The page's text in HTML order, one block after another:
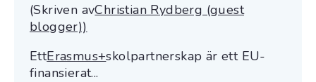
(Skriven avChristian Rydberg (guest
blogger))
EttErasmus+skolpartnerskap är ett EU-
finansierat...